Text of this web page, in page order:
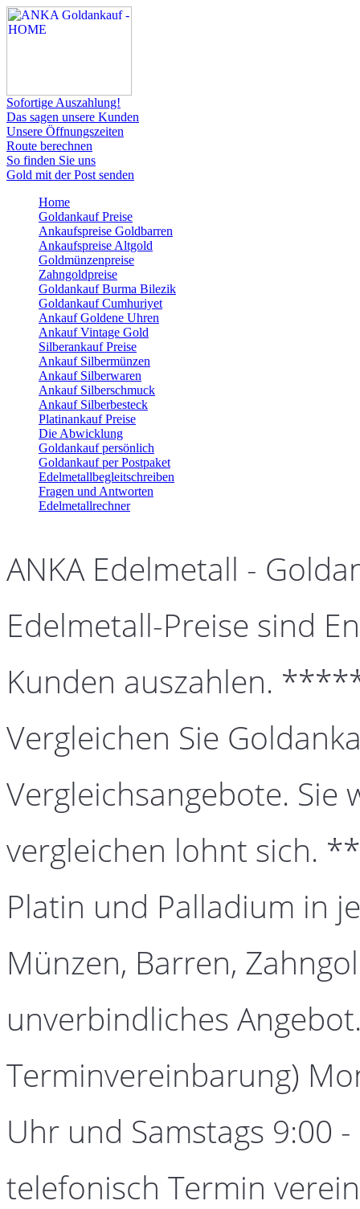
Sofortige Auszahlung!
Das sagen unsere Kunden
Unsere Öffnungszeiten
Route berechnen
So finden Sie uns
Gold mit der Post senden
Home
Goldankauf Preise
Ankaufspreise Goldbarren
Ankaufspreise Altgold
Goldmünzenpreise
Zahngoldpreise
Goldankauf Burma Bilezik
Goldankauf Cumhuriyet
Ankauf Goldene Uhren
Ankauf Vintage Gold
Silberankauf Preise
Ankauf Silbermünzen
Ankauf Silberwaren
Ankauf Silberschmuck
Ankauf Silberbesteck
Platinankauf Preise
Die Abwicklung
Goldankauf persönlich
Goldankauf per Postpaket
Edelmetallbegleitschreiben
Fragen und Antworten
Edelmetallrechner
ANKA Edelmetall -
Edelmetall-Preise sind
Kunden auszahlen.
Vergleichen Sie
Vergleichsangebote. Sie
vergleichen lohnt sich.
Platin und Palladium in
Münzen, Barren,
unverbindliches
Terminvereinbarung)
Uhr und Samstags 9:00
telefonisch Termin